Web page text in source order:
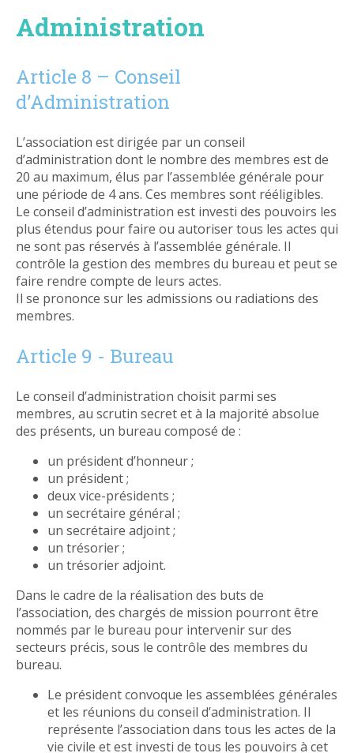
Administration
Article 8 – Conseil
d’Administration
L’association est dirigée par un conseil
d’administration dont le nombre des membres est de
20 au maximum, élus par l’assemblée générale pour
une période de 4 ans. Ces membres sont rééligibles.
Le conseil d’administration est investi des pouvoirs les
plus étendus pour faire ou autoriser tous les actes qui
ne sont pas réservés à l’assemblée générale. Il
contrôle la gestion des membres du bureau et peut se
faire rendre compte de leurs actes.
Il se prononce sur les admissions ou radiations des
membres.
Article 9 - Bureau
Le conseil d’administration choisit parmi ses
membres, au scrutin secret et à la majorité absolue
des présents, un bureau composé de :
un président d’honneur ;
un président ;
deux vice-présidents ;
un secrétaire général ;
un secrétaire adjoint ;
un trésorier ;
un trésorier adjoint.
Dans le cadre de la réalisation des buts de
l’association, des chargés de mission pourront être
nommés par le bureau pour intervenir sur des
secteurs précis, sous le contrôle des membres du
bureau.
Le président convoque les assemblées générales
et les réunions du conseil d’administration. Il
représente l’association dans tous les actes de la
vie civile et est investi de tous les pouvoirs à cet